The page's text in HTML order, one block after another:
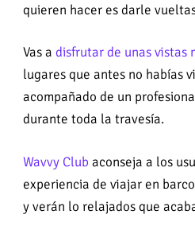
quieren hacer es darle
Vas a disfrutar de unas vistas
lugares que antes no habías
acompañado de un
durante toda la travesía.
Wavvy Club aconseja a los
experiencia de viajar en
y verán lo relajados que